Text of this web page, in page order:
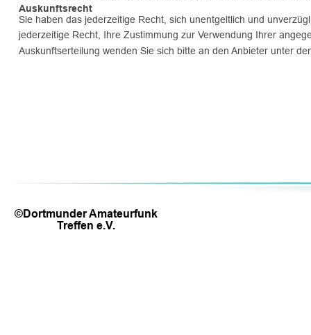
©Dortmunder Amateurfunk
Treffen e.V.
Auskunftsrecht
Sie haben das jederzeitige Recht, sich unentgeltlich und
jederzeitige Recht, Ihre Zustimmung zur Verwendung Ihrer
Auskunftserteilung wenden Sie sich bitte an den Anbieter unter